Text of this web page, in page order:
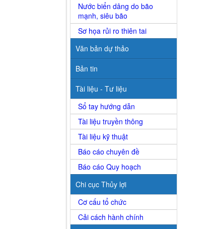
Nước biển dâng do bão
mạnh, siêu bão
Sơ họa rủi ro thiên tai
Văn bản dự thảo
Bản tin
Tài liệu - Tư liệu
Sổ tay hướng dẫn
Tài liệu truyền thông
Tài liệu kỹ thuật
Báo cáo chuyên đề
Báo cáo Quy hoạch
Chi cục Thủy lợi
Cơ cấu tổ chức
Cải cách hành chính